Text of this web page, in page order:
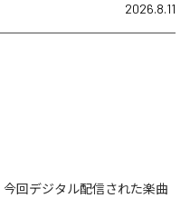
2026.8.11
今回デジタル配信された楽曲